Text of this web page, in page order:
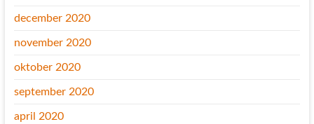
december 2020
november 2020
oktober 2020
september 2020
april 2020